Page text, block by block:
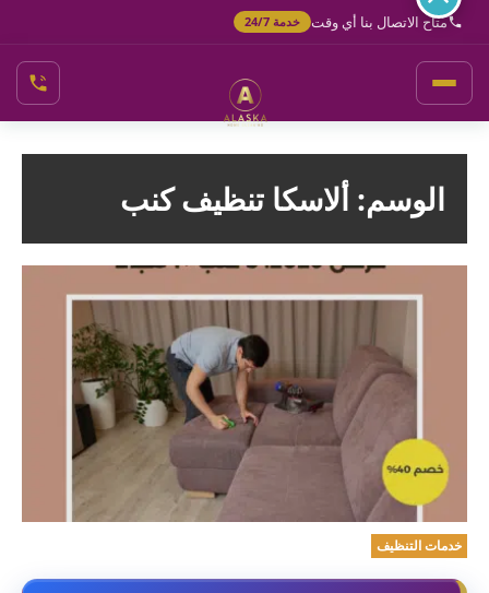
تخطي
المحتوى
متاح الاتصال بنا أي وقت خدمة 24/7
الوسم: ألاسكا تنظيف كنب
خدمات التنظيف